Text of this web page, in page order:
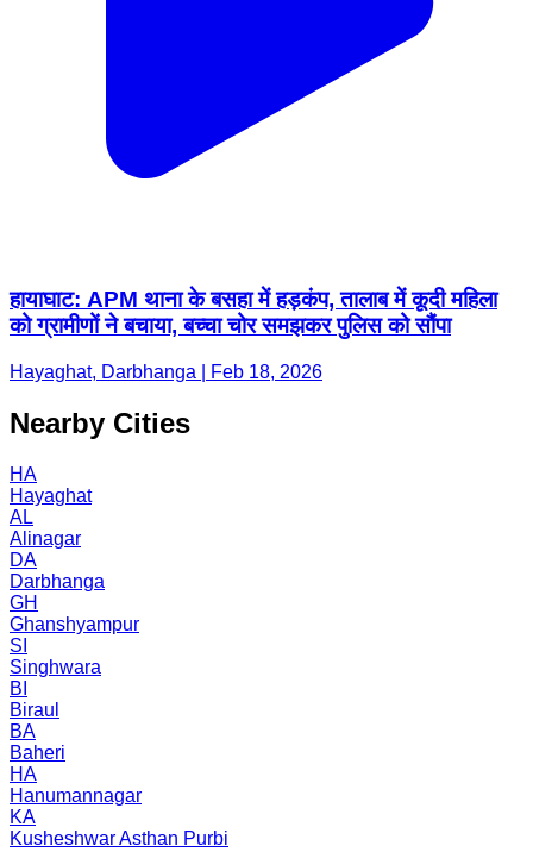
हायाघाट: APM थाना के बसहा में हड़कंप, तालाब में कूदी महिला
को ग्रामीणों ने बचाया, बच्चा चोर समझकर पुलिस को सौंपा
Hayaghat, Darbhanga | Feb 18, 2026
Nearby Cities
HA
Hayaghat
AL
Alinagar
DA
Darbhanga
GH
Ghanshyampur
SI
Singhwara
BI
Biraul
BA
Baheri
HA
Hanumannagar
KA
Kusheshwar Asthan Purbi